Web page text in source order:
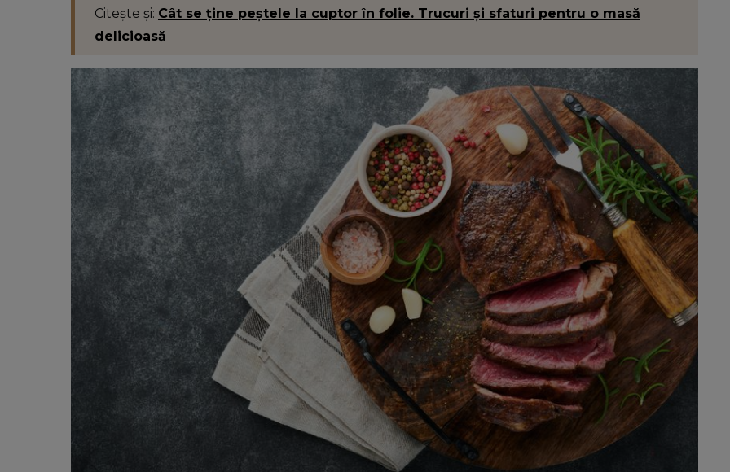
Citește și: Cât se ține peștele la cuptor în folie. Trucuri și sfaturi pentru o masă
delicioasă